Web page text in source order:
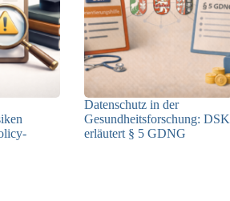
Datenschutz in der
Gesundheitsforschung: DSK
erläutert § 5 GDNG